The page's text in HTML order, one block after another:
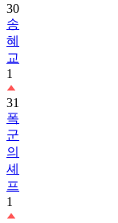
30
송
혜
교
1
31
폭
군
의
셰
프
1